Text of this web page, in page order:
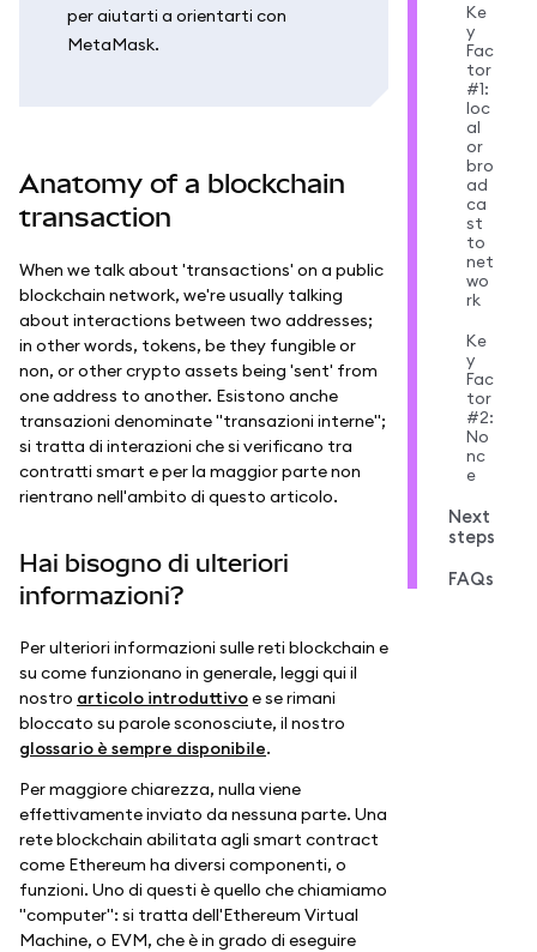
per aiutarti a orientarti con
MetaMask.
Anatomy of a blockchain
transaction
When we talk about 'transactions' on a public
blockchain network, we're usually talking
about interactions between two addresses;
in other words, tokens, be they fungible or
non, or other crypto assets being 'sent' from
one address to another. Esistono anche
transazioni denominate "transazioni interne";
si tratta di interazioni che si verificano tra
contratti smart e per la maggior parte non
rientrano nell'ambito di questo articolo.
Hai bisogno di ulteriori
informazioni?
Per ulteriori informazioni sulle reti blockchain e
su come funzionano in generale, leggi qui il
nostro articolo introduttivoe se rimani
bloccato su parole sconosciute, il nostro
glossario è sempre disponibile.
Per maggiore chiarezza, nulla viene
effettivamente inviato da nessuna parte. Una
rete blockchain abilitata agli smart contract
come Ethereum ha diversi componenti, o
funzioni. Uno di questi è quello che chiamiamo
"computer": si tratta dell'Ethereum Virtual
Machine, o EVM, che è in grado di eseguire
Ke
y
Fac
tor
#1:
loc
al
or
bro
ad
ca
st
to
net
wo
rk
Ke
y
Fac
tor
#2:
No
nc
e
Next
steps
FAQs